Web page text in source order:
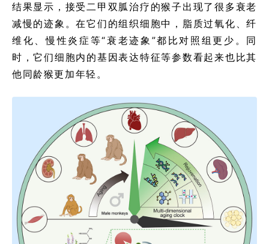
结果显示，接受二甲双胍治疗的猴子出现了很多衰老
减慢的迹象。在它们的组织细胞中，脂质过氧化、纤
维化、慢性炎症等“衰老迹象”都比对照组更少。同
时，它们细胞内的基因表达特征等参数看起来也比其
他同龄猴更加年轻。